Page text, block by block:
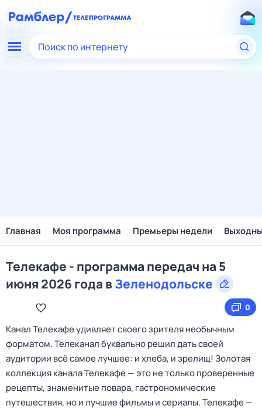
Поиск по интернету
Главная Моя программа Премьеры недели
Телекафе - программа передач на 5
июня 2026 года вЗеленодольске
0
Канал Телекафе удивляет своего зрителя необычным
форматом. Телеканал буквально решил дать своей
аудитории всё самое лучшее: и хлеба, и зрелищ! Золотая
коллекция канала Телекафе — это не только проверенные
рецепты, знаменитые повара, гастрономические
путешествия, но и лучшие фильмы и сериалы. Телекафе —